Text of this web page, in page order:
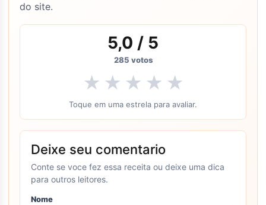
do site.
5,0 / 5
285 votos
★ ★ ★ ★ ★
Toque em uma estrela para avaliar.
Deixe seu comentario
Conte se voce fez essa receita ou deixe uma dica
para outros leitores.
Nome